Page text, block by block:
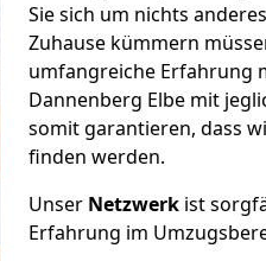
Sie sich um nichts
Zuhause kümmern
umfangreiche Erfahrung
Dannenberg Elbe mit
somit garantieren, dass
finden werden.
Unser Netzwerk ist
Erfahrung im